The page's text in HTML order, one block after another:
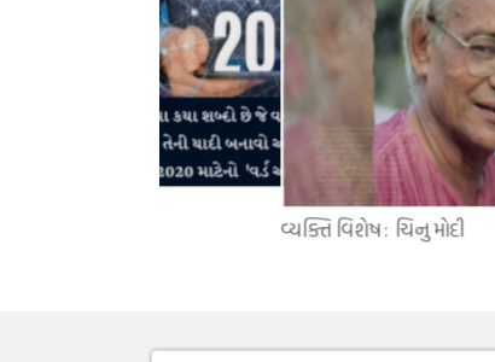
વ્યક્તિ વિશેષ : તારક મહેતા